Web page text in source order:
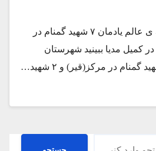
به یاد شهدای گمنام همه ی عالم یادمان ۷ شهید گمنام در
کمیل مدیا ببینید شهرستان